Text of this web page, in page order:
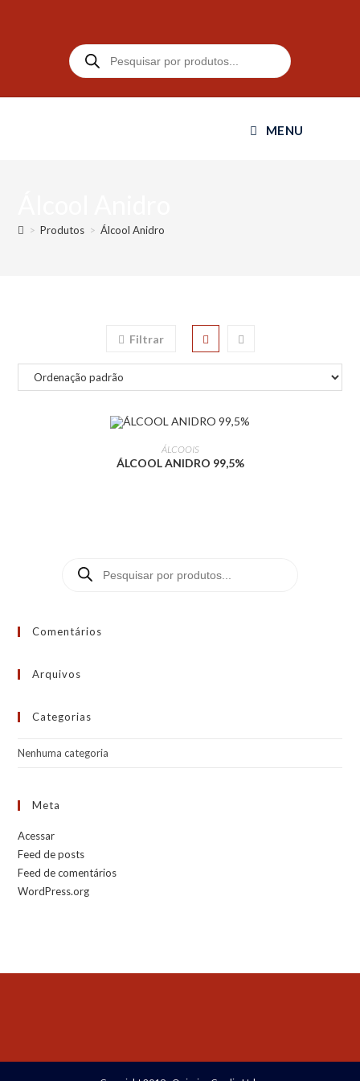
MENU
> Produtos > Álcool Anidro
Filtrar
LEIA MAIS
ÁLCOOIS
ÁLCOOL ANIDRO 99,5%
Comentários
Arquivos
Categorias
Nenhuma categoria
Meta
Acessar
Feed de posts
Feed de comentários
WordPress.org